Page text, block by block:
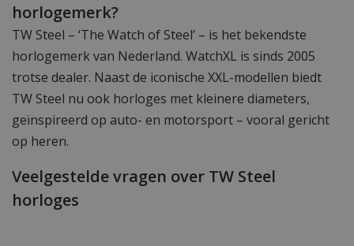
horlogemerk?
TW Steel – ‘The Watch of Steel’ – is het bekendste
horlogemerk van Nederland. WatchXL is sinds 2005
trotse dealer. Naast de iconische XXL-modellen biedt
TW Steel nu ook horloges met kleinere diameters,
geïnspireerd op auto- en motorsport – vooral gericht
op heren.
Veelgestelde vragen over TW Steel
horloges